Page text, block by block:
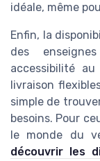
idéale, même
Enfin, la
des
accessibilité
livraison
simple de
besoins. Pour
le monde du
découvrir les